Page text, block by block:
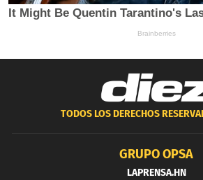
TODOS LOS DERECHOS
GRUPO OPSA
LAPRENSA.HN